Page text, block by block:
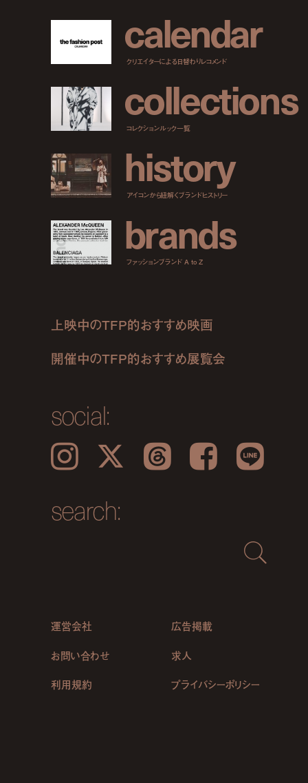
calendar
クリエイターによる日替わりレコメンド
collections
コレクションルック一覧
history
アイコンから紐解くブランドヒストリー
brands
ファッションブランド A to Z
上映中のTFP的おすすめ映画
開催中のTFP的おすすめ展覧会
social:
Instagram 𝕏 Threads Facebook LINE
search:
運営会社
広告掲載
お問い合わせ
求人
利用規約
プライバシーポリシー